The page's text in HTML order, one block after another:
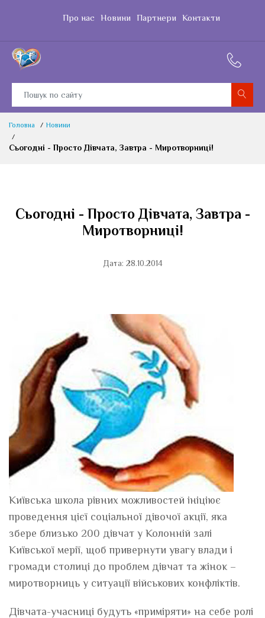
Про нас Новини Партнери Контакти
Головна Новини
Сьогодні - Просто Дівчата, Завтра - Миротворниці!
Сьогодні - Просто Дівчата, Завтра -
Миротворниці!
Дата: 28.10.2014
Київська школа рівних можливостей ініціює
проведення цієї соціальної дівочої акції, яка
збере близько 200 дівчат у Колонній залі
Київської мерії, щоб привернути увагу влади і
громади столиці до проблем дівчат та жінок –
миротворниць у ситуації військових конфліктів.
Дівчата-учасниці будуть «приміряти» на себе ролі